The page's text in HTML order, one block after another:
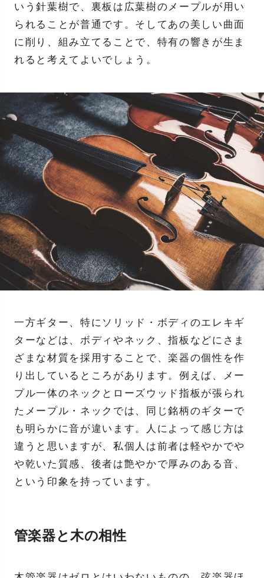
いう針葉樹で、裏板は広葉樹のメープルが用い
られることが普通です。そしてあの美しい曲面
に削り、組み立てることで、特有の響きが生ま
れると考えてよいでしょう。
一方ギター、特にソリッド・ボディのエレキギ
ターなどは、ボディやネック、指板などにさま
ざまな材質を採用することで、楽器の個性を作
り出しているところがあります。例えば、メー
プル一体のネックとローズウッド指板が張られ
たメープル・ネックでは、同じ銘柄のギターで
も明らかに音が違います。人によって感じ方は
違うと思いますが、私個人は前者は軽やかでや
や乾いた質感、後者は艶やかで厚みのある音、
という印象を持っています。
管楽器と木の相性